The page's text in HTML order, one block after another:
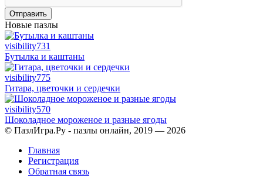
Отправить
Новые пазлы
visibility731
Бутылка и каштаны
visibility775
Гитара, цветочки и сердечки
visibility570
Шоколадное мороженое и разные ягоды
© ПазлИгра.Ру - пазлы онлайн, 2019 — 2026
Главная
Регистрация
Обратная связь